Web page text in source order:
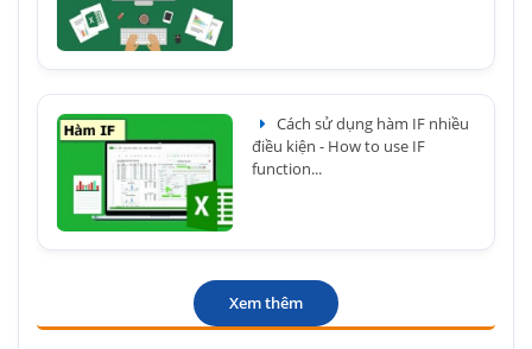
Cách sử dụng hàm IF nhiều
điều kiện - How to use IF
function...
Xem thêm